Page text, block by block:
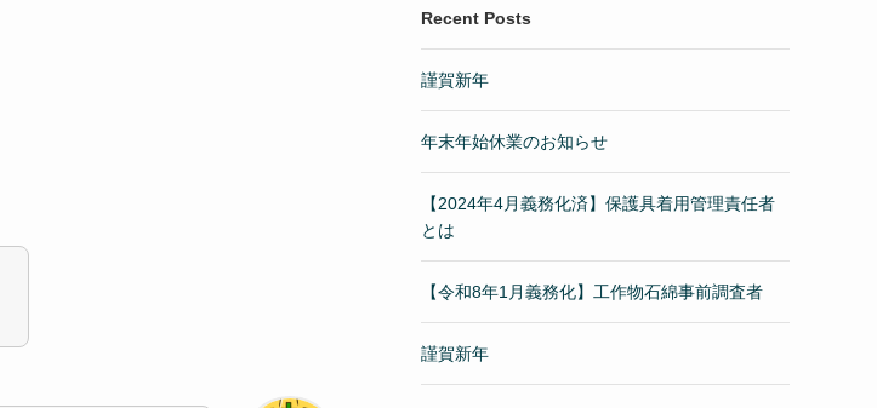
Recent Posts
謹賀新年
年末年始休業のお知らせ
【2024年4月義務化済】保護具着用管理責任者
とは
【令和8年1月義務化】工作物石綿事前調査者
謹賀新年